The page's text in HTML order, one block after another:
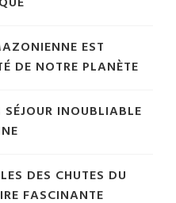
EST
DE NOTRE PLANÈTE
INOUBLIABLE
DES CHUTES DU
FASCINANTE